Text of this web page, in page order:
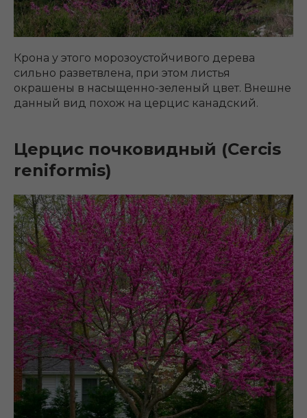
Крона у этого морозоустойчивого дерева
сильно разветвлена, при этом листья
окрашены в насыщенно-зеленый цвет. Внешне
данный вид похож на церцис канадский.
Церцис почковидный (Cercis
reniformis)